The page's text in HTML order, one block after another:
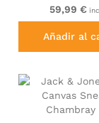
59,99 €
Añadir al